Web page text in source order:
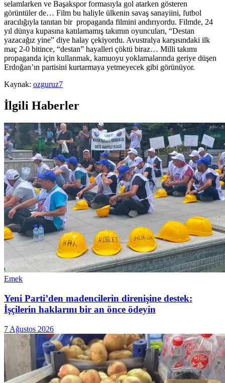
selamlarken ve Başakspor formasıyla gol atarken gösteren
görüntüler de… Film bu haliyle ülkenin savaş sanayiini, futbol
aracılığıyla tanıtan bir propaganda filmini andırıyordu. Filmde, 24
yıl dünya kupasına katılamamış takımın oyuncuları, “Destan
yazacağız yine” diye halay çekiyordu. Avustralya karşısındaki ilk
maç 2-0 bitince, “destan” hayalleri çöktü biraz… Milli takımı
propaganda için kullanmak, kamuoyu yoklamalarında geriye düşen
Erdoğan’ın partisini kurtarmaya yetmeyecek gibi görünüyor.
Kaynak: ozguruz7
İlgili Haberler
Emek
Yeni Parti’den madencilerin direnişine destek:
İşçilerin haklarını bir an önce ödeyin
7 Ağustos 2026